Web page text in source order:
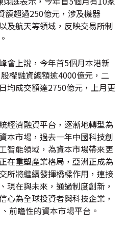
額超過250億元，涉及機器
及航天等領域，反映交易所制
會上說，今年首5個月本港新
權融資總額逾4000億元，二
均成交額達2750億元，上月更
經濟融資平台，逐漸地轉型為
本市場，過去一年中國科技創
智能領域，為資本市場帶來更
在重塑產業格局，亞洲正成為
所將繼續發揮橋樑作用，連接
現在與未來，通過制度創新，
心為全球投資者與科技企業，
前瞻性的資本市場平台。